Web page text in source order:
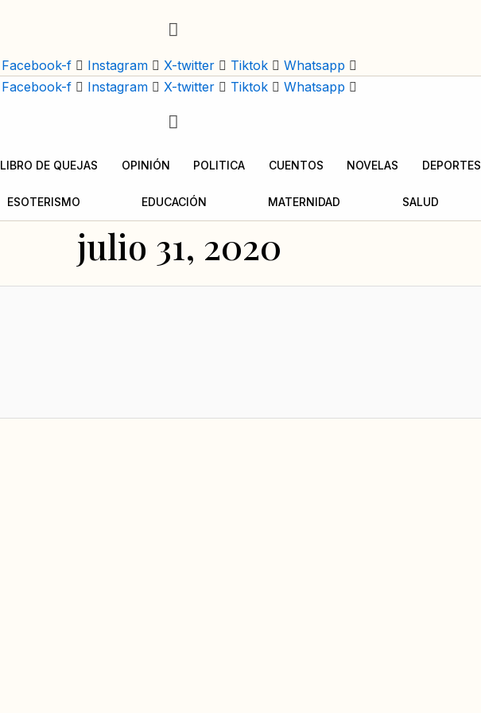
Facebook-f
Instagram X-twitter Tiktok
Whatsapp
Facebook-f
Instagram X-twitter Tiktok Whatsapp
LIBRO DE QUEJAS OPINIÓN POLITICA CUENTOS NOVELAS DEPORTES
ESOTERISMO EDUCACIÓN MATERNIDAD SALUD
julio 31, 2020